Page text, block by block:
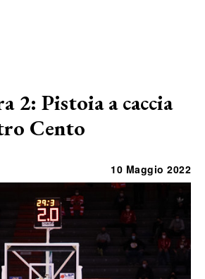
2: Pistoia a caccia
Cento
10 Maggio 2022